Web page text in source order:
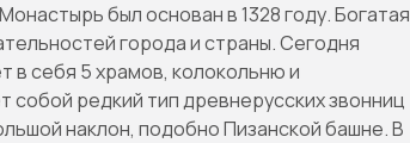
был основан в 1328 году. Богатая
города и страны. Сегодня
в себя 5 храмов, колокольню и
редкий тип древнерусских звонниц
наклон, подобно Пизанской башне. В